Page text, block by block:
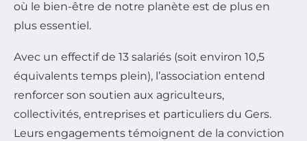
où le bien-être de notre planète est de plus en
plus essentiel.
Avec un effectif de 13 salariés (soit environ 10,5
équivalents temps plein), l’association entend
renforcer son soutien aux agriculteurs,
collectivités, entreprises et particuliers du Gers.
Leurs engagements témoignent de la conviction